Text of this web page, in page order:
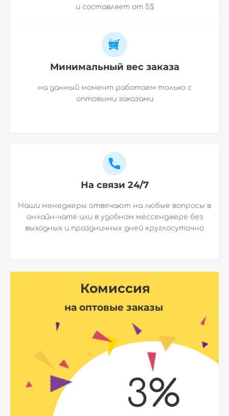
и составляет от 5$
Минимальный вес заказа
на данный момент работаем только с
оптовыми заказами
На связи 24/7
Наши менеджеры отвечают на любые вопросы в
онлайн-чате или в удобном мессенджере без
выходных и праздничных дней круглосуточно
Комиссия
на оптовые заказы
3%